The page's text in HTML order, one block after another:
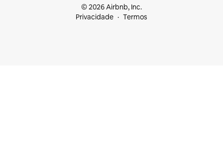
© 2026 Airbnb, Inc.
Privacidade
Termos